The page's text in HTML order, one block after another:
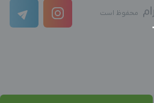
محفوظ است